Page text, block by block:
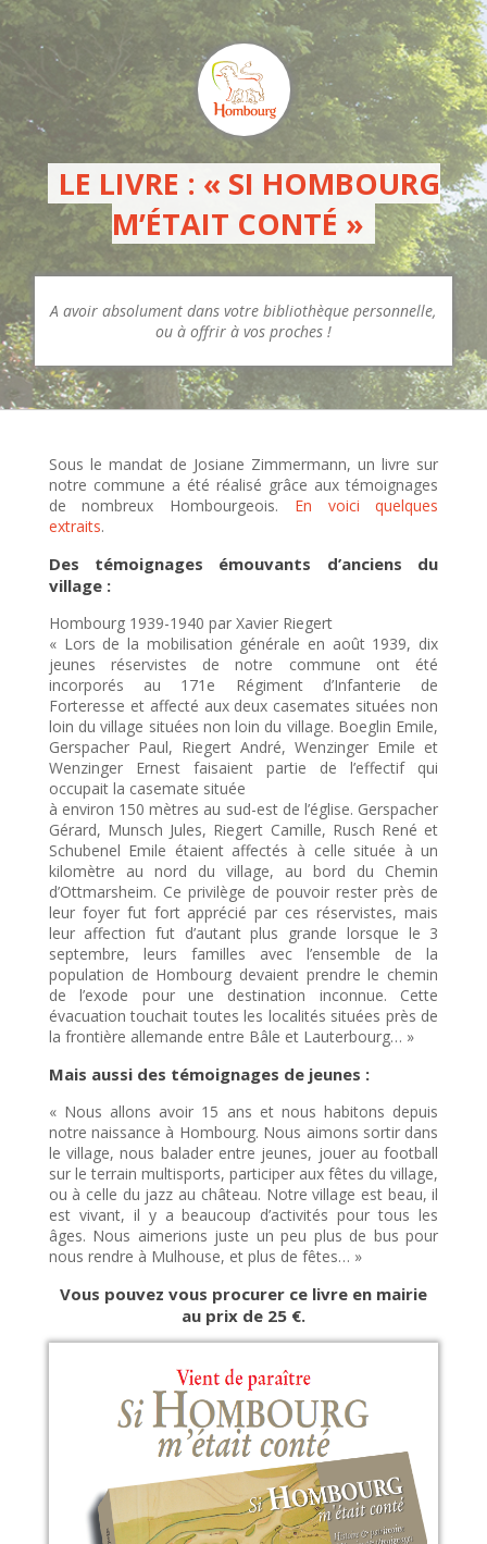
LE LIVRE : « SI HOMBOURG
M’ÉTAIT CONTÉ »
A avoir absolument dans votre bibliothèque personnelle,
ou à offrir à vos proches !
Sous le mandat de Josiane Zimmermann, un livre sur
notre commune a été réalisé grâce aux témoignages
de nombreux Hombourgeois. En voici quelques
extraits.
Des témoignages émouvants d’anciens du
village :
Hombourg 1939-1940 par Xavier Riegert
« Lors de la mobilisation générale en août 1939, dix
jeunes réservistes de notre commune ont été
incorporés au 171e Régiment d’Infanterie de
Forteresse et affecté aux deux casemates situées non
loin du village situées non loin du village. Boeglin Emile,
Gerspacher Paul, Riegert André, Wenzinger Emile et
Wenzinger Ernest faisaient partie de l’effectif qui
occupait la casemate située
à environ 150 mètres au sud-est de l’église. Gerspacher
Gérard, Munsch Jules, Riegert Camille, Rusch René et
Schubenel Emile étaient affectés à celle située à un
kilomètre au nord du village, au bord du Chemin
d’Ottmarsheim. Ce privilège de pouvoir rester près de
leur foyer fut fort apprécié par ces réservistes, mais
leur affection fut d’autant plus grande lorsque le 3
septembre, leurs familles avec l’ensemble de la
population de Hombourg devaient prendre le chemin
de l’exode pour une destination inconnue. Cette
évacuation touchait toutes les localités situées près de
la frontière allemande entre Bâle et Lauterbourg… »
Mais aussi des témoignages de jeunes :
« Nous allons avoir 15 ans et nous habitons depuis
notre naissance à Hombourg. Nous aimons sortir dans
le village, nous balader entre jeunes, jouer au football
sur le terrain multisports, participer aux fêtes du village,
ou à celle du jazz au château. Notre village est beau, il
est vivant, il y a beaucoup d’activités pour tous les
âges. Nous aimerions juste un peu plus de bus pour
nous rendre à Mulhouse, et plus de fêtes… »
Vous pouvez vous procurer ce livre en mairie
au prix de 25 €.